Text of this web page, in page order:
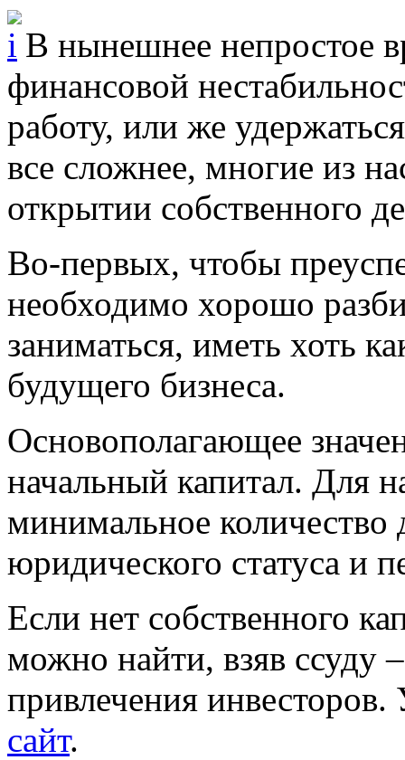
В нынешнее непростое
финансовой
работу, или же
все сложнее, многие из
открытии собственного
Во-первых, чтобы
необходимо хорошо
заниматься, иметь хоть
будущего бизнеса.
Основополагающее
начальный капитал. Для
минимальное количество
юридического статуса и
Если нет собственного
можно найти, взяв ссуду
привлечения
сайт.